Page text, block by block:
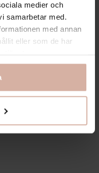
medier och
samarbetar med.
med annan
eller som de har